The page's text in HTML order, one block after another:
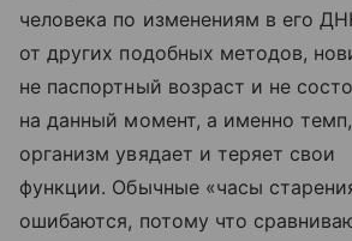
человека по изменениям в его
от других подобных методов,
не паспортный возраст и не
на данный момент, а именно
организм увядает и теряет свои
функции. Обычные «часы
ошибаются, потому что